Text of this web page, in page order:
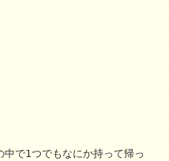
で1つでもなにか持って帰っ